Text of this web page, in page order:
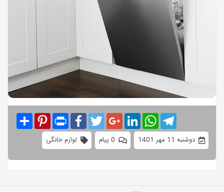
SharePinterest Print
FacebookTwitterGoogle+LinkedInWhatsAppTelegram
دوشنبه 11 مهر 1401 0 پیام لوازم خانگی